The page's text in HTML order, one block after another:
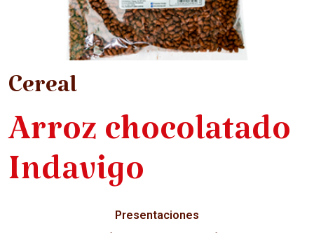
Cereal
Arroz chocolatado
Indavigo
Presentaciones